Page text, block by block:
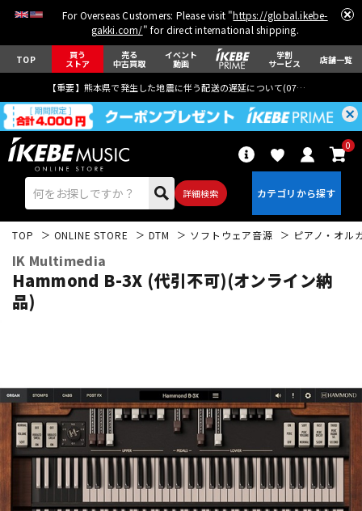
For Overseas Customers: Please visit "https://global.ikebe-
gakki.com/" for direct international shipping.
TOP 買う
ストア
売る
中古買取
イベント
動画
学割
サービス 店舗一覧
【重要】熊本県で発生した地震に伴う配送の遅延について(07月29日
詳細検索
0
ベース ウクレレ
ドラム パーカッション
キーボード 電子ピアノ
TOP ONLINE STORE DTM ソフトウェア音源 ピアノ・オル
IK Multimedia
Hammond B-3X (代引不可)(オンライン納
品)